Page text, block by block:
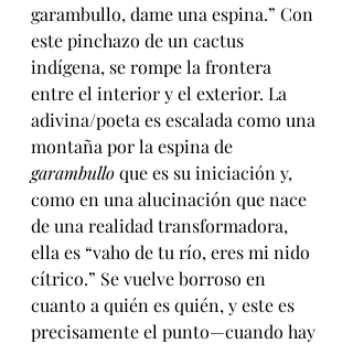
garambullo, dame una espina.” Con
este pinchazo de un cactus
indígena, se rompe la frontera
entre el interior y el exterior. La
adivina/poeta es escalada como una
montaña por la espina de
garambullo que es su iniciación y,
como en una alucinación que nace
de una realidad transformadora,
ella es “vaho de tu río, eres mi nido
cítrico.” Se vuelve borroso en
cuanto a quién es quién, y este es
precisamente el punto—cuando hay